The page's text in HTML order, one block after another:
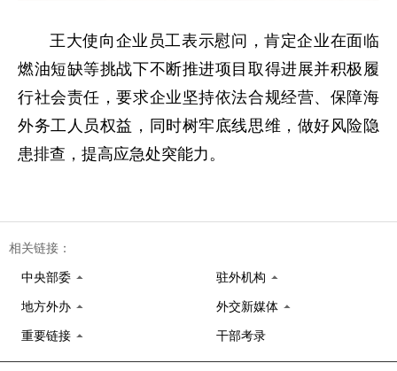
王大使向企业员工表示慰问，肯定企业在面临
燃油短缺等挑战下不断推进项目取得进展并积极履
行社会责任，要求企业坚持依法合规经营、保障海
外务工人员权益，同时树牢底线思维，做好风险隐
患排查，提高应急处突能力。
相关链接：
中央部委 驻外机构
地方外办 外交新媒体
重要链接 干部考录